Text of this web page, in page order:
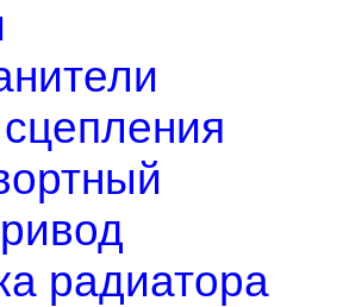
радиатора